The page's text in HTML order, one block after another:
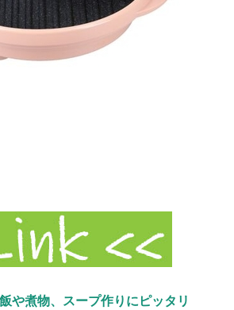
や煮物、スープ作りにピッタリ